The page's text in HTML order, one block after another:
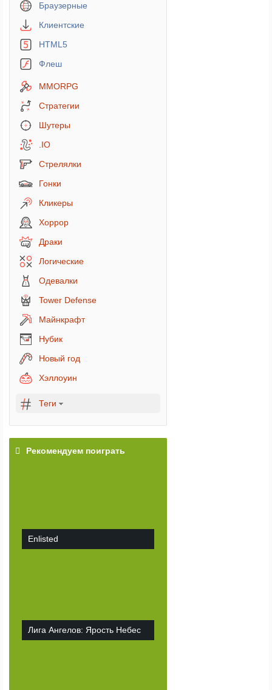
Браузерные
Клиентские
HTML5
Флеш
MMORPG
Стратегии
Шутеры
.IO
Стрелялки
Гонки
Кликеры
Хоррор
Драки
Логические
Одевалки
Tower Defense
Майнкрафт
Нубик
Новый год
Хэллоуин
Теги
Рекомендуем поиграть
Enlisted
Лига Ангелов: Ярость Небес